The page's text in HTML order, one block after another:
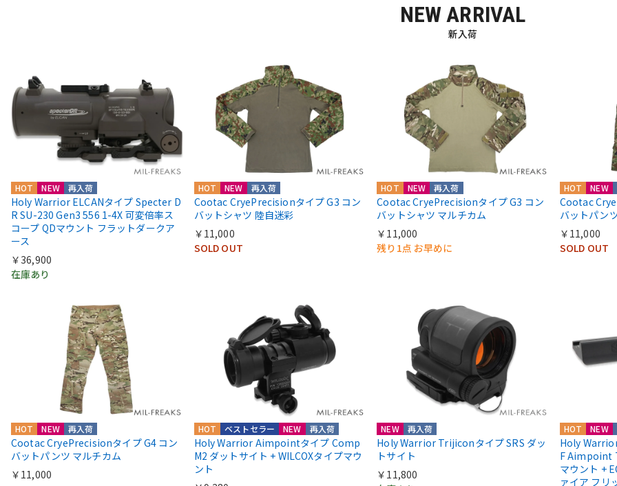
NEW ARRIVAL
新入荷
HOT NEW 再入荷
Holy Warrior ELCANタイプ Specter D
R SU-230 Gen3 556 1-4X 可変倍率ス
コープ QDマウント フラットダークア
ース
￥36,900
在庫あり
HOT NEW 再入荷
Cootac CryePrecisionタイプ G3 コン
バットシャツ 陸自迷彩
￥11,000
SOLD OUT
HOT NEW 再入荷
Cootac CryePrecisionタイプ G3 コン
バットシャツ マルチカム
￥11,000
残り1点 お早めに
HOT NEW
Cootac
バットパン
￥11,000
SOLD OUT
HOT NEW 再入荷
Cootac CryePrecisionタイプ G4 コン
バットパンツ マルチカム
￥11,000
HOT NEW 再入荷
ベストセラー
Holy Warrior Aimpointタイプ Comp
M2 ダットサイト + WILCOXタイプマウ
ント
NEW 再入荷
Holy Warrior Trijiconタイプ SRS ダッ
トサイト
￥11,800
HOT NEW
Holy
F Aimpoint
マウント +
ァイア フリ